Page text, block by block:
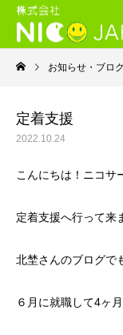
お知らせ・ブロ
定着支援
2022.10.24
こんにちは！ニコサ
定着支援へ行って来
北埜さんのブログで
６月に就職して4ヶ